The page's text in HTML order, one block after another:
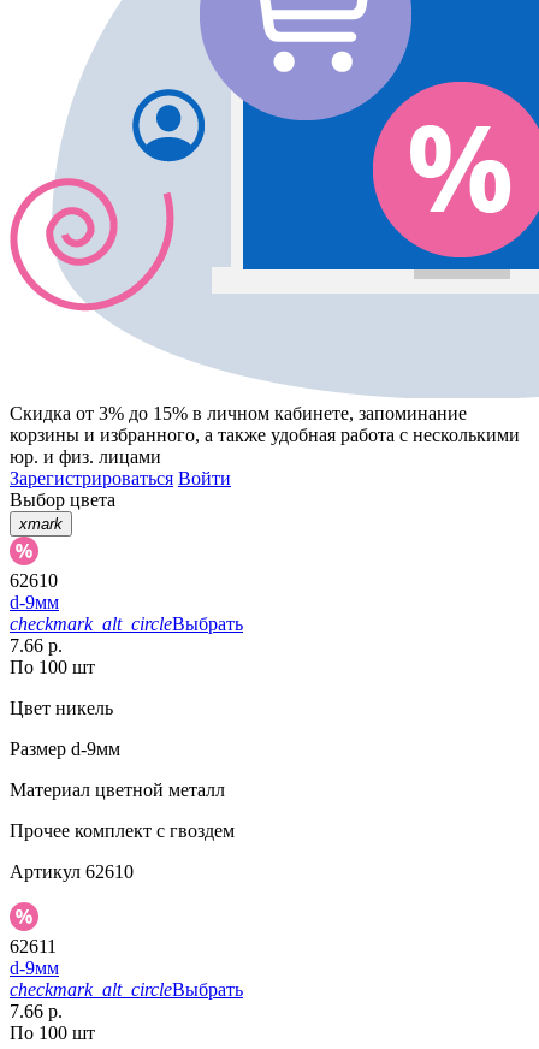
Скидка от 3% до 15% в личном кабинете, запоминание
корзины и избранного, а также удобная работа с несколькими
юр. и физ. лицами
Зарегистрироваться Войти
Выбор цвета
xmark
62610
d-9мм
checkmark_alt_circleВыбрать
7.66 р.
По 100 шт
Цвет никель
Размер d-9мм
Материал цветной металл
Прочее комплект с гвоздем
Артикул 62610
62611
d-9мм
checkmark_alt_circleВыбрать
7.66 р.
По 100 шт